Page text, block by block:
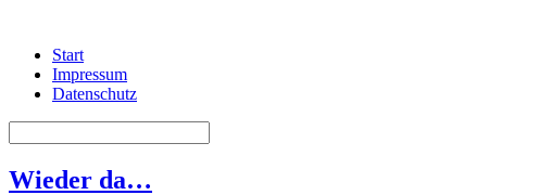
Start
Impressum
Datenschutz
Wieder da…